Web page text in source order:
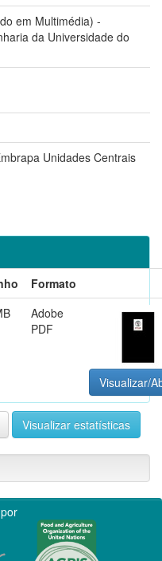
em Multimédia) -
da Universidade do
Unidades Centrais
Formato
Adobe
PDF
Visualizar/
Visualizar estatísticas